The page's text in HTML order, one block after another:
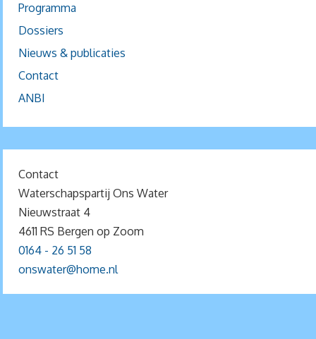
Programma
Dossiers
Nieuws & publicaties
Contact
ANBI
Contact
Waterschapspartij Ons Water
Nieuwstraat 4
4611 RS Bergen op Zoom
0164 - 26 51 58
onswater@home.nl